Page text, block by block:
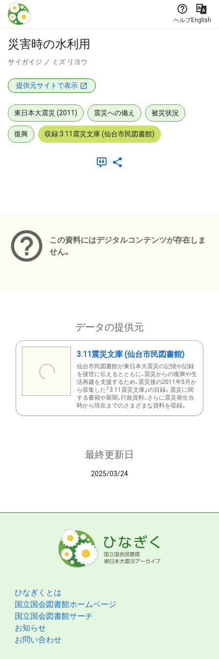
本文に飛ぶ
ヘルプEnglish
災害時の水利用
サイガイジ ノ ミズ リヨウ
提供元サイトで表示
東日本大震災 (2011) 震災への備え 被災状況
復興 収録:3.11震災文庫 (仙台市民図書館)
この資料にはデジタルコンテンツが存在しま
せん。
データの提供元
3.11震災文庫 (仙台市民図書館)
仙台市民図書館が東日本大震災の記憶や記録
を後世に伝えるとともに、震災からの復興や生
活再建を支援するため、震災後の2011年5月か
ら収集した「3.11震災文庫」の目録。震災に関
する書籍や新聞、行政資料、さらに震災発生当
時から現在までのさまざまな資料を収録。
最終更新日
2025/03/24
ひなぎくとは
国立国会図書館ホームページ
国立国会図書館サーチ
お知らせ
お問い合わせ